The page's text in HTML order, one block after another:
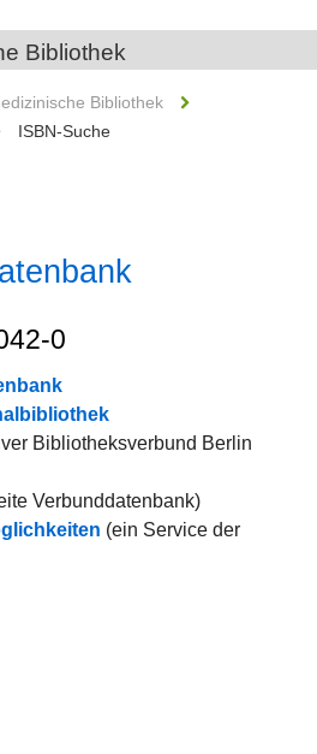
Bibliothek
Bibliothek
ISBN-Suche
0
Bibliotheksverbund Berlin
Verbunddatenbank)
(ein Service der